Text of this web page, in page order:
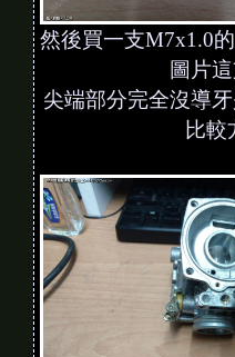
然後買一支M7x1.0
圖片
尖端部分完全沒導
比較